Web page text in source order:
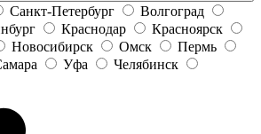
Санкт-Петербург
Волгоград
Краснодар
Красноярск
Новосибирск Омск
Пермь
Уфа Челябинск